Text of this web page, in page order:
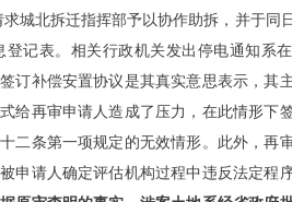
城北拆迁指挥部予以协作助拆，并于同
记表。相关行政机关发出停电通知系
订补偿安置协议是其真实意思表示，其
给再审申请人造成了压力，在此情形下
二条第一项规定的无效情形。此外，再
申请人确定评估机构过程中违反法定程